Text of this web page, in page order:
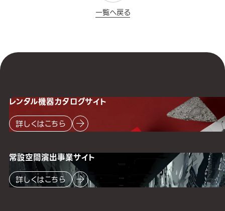
一覧へ戻る
レンタル機器カタログサイト
詳しくはこちら
常設空間演出事業サイト
詳しくはこちら